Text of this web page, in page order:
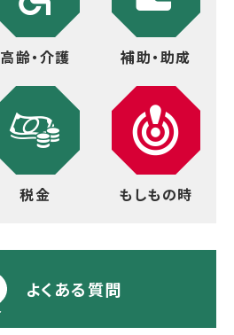
高齢・介護 補助・助成
税金 もしもの時
よくある質問